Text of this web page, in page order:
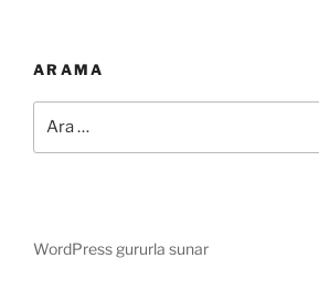
ARAMA
WordPress gururla sunar